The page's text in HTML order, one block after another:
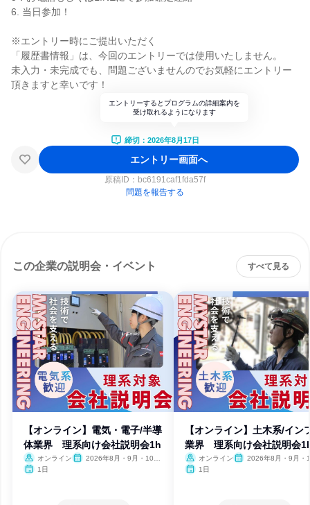
6. 当日参加！
※エントリー時にご提出いただく
「履歴書情報」は、今回のエントリーでは使用いたしません。
未入力・未完成でも、問題ございませんのでお気軽にエントリー
頂きますと幸いです！
エントリーするとプログラムの詳細案内を
受け取れるようになります
締切：2026年8月17日
エントリー画面へ
原稿ID： bc6191caf1fda57f
問題を報告する
この企業の説明会・イベント すべて見る
【オンライン】電気・電子/半導
体業界 理系向け会社説明会1h
オンライン
2026年8月・9月・10
1日
【オンライン】土木系/イン
業界 理系向け会社説明会
オンライン
2026年8月・9月・
1日